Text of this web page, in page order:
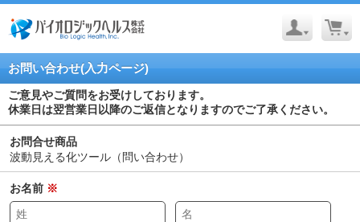
お問い合わせ(入力ページ)
ご意見やご質問をお受けしております。
休業日は翌営業日以降のご返信となりますのでご了承ください。
お問合せ商品
波動見える化ツール（問い合わせ）
お名前 ※